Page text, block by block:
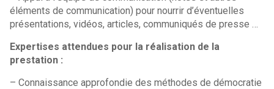
éléments de communication) pour nourrir d’éventuelles
présentations, vidéos, articles, communiqués de presse …
Expertises attendues pour la réalisation de la
prestation :
– Connaissance approfondie des méthodes de démocratie